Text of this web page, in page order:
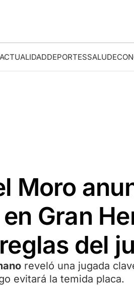
ACTUALIDADDEPORTESSALUD
Moro
Gran
del
reveló una jugada
evitará la temida placa.